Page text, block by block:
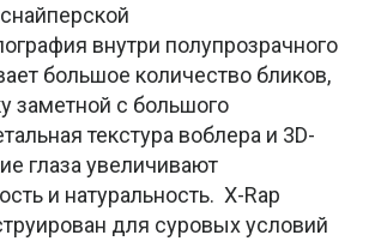
внутри полупрозрачного
большое количество бликов,
заметной с большого
текстура воблера и 3D-
глаза увеличивают
и натуральность. X-Rap
для суровых условий